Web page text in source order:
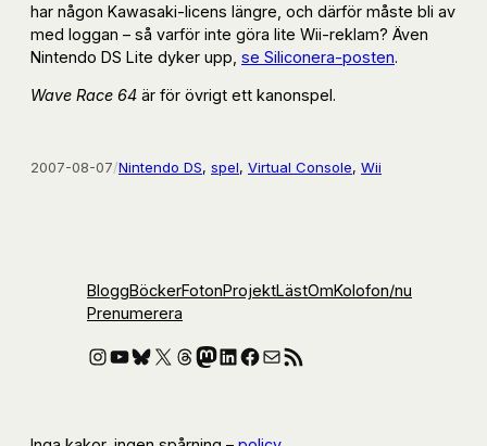
har någon Kawasaki-licens längre, och därför måste bli av
med loggan – så varför inte göra lite Wii-reklam? Även
Nintendo DS Lite dyker upp, se Siliconera-posten.
Wave Race 64 är för övrigt ett kanonspel.
2007-08-07/Nintendo DS, spel, Virtual Console, Wii
BloggBöckerFotonProjektLästOmKolofon/nu
Prenumerera
Instagram
YouTube
Bluesky
X Threads
Mastodon
LinkedIn
Facebook
E-postRSS-flöde